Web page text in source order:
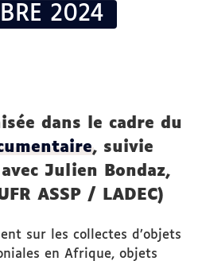
2024
dans le cadre du
, suivie
Julien Bondaz,
ASSP / LADEC)
sur les collectes d’objets
en Afrique, objets